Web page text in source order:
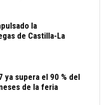
la
de Castilla-La
ya supera el 90 % del
de la feria